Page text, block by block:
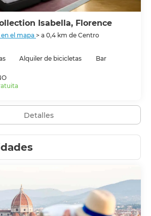
Isabella, Florence
el mapa > a 0,4 km de Centro
Alquiler de bicicletas
Bar
Detalles